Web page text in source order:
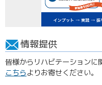
情報提供
皆様からリハビテーションに
こちらよりお寄せください。